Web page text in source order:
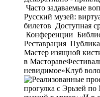
Часто задаваемые
Русский музей:
билетов Доступная
Конференции
Реставрация
Мастер изящной
в Мастораве
невидимое»Клуб
прогулка с Эрьзей